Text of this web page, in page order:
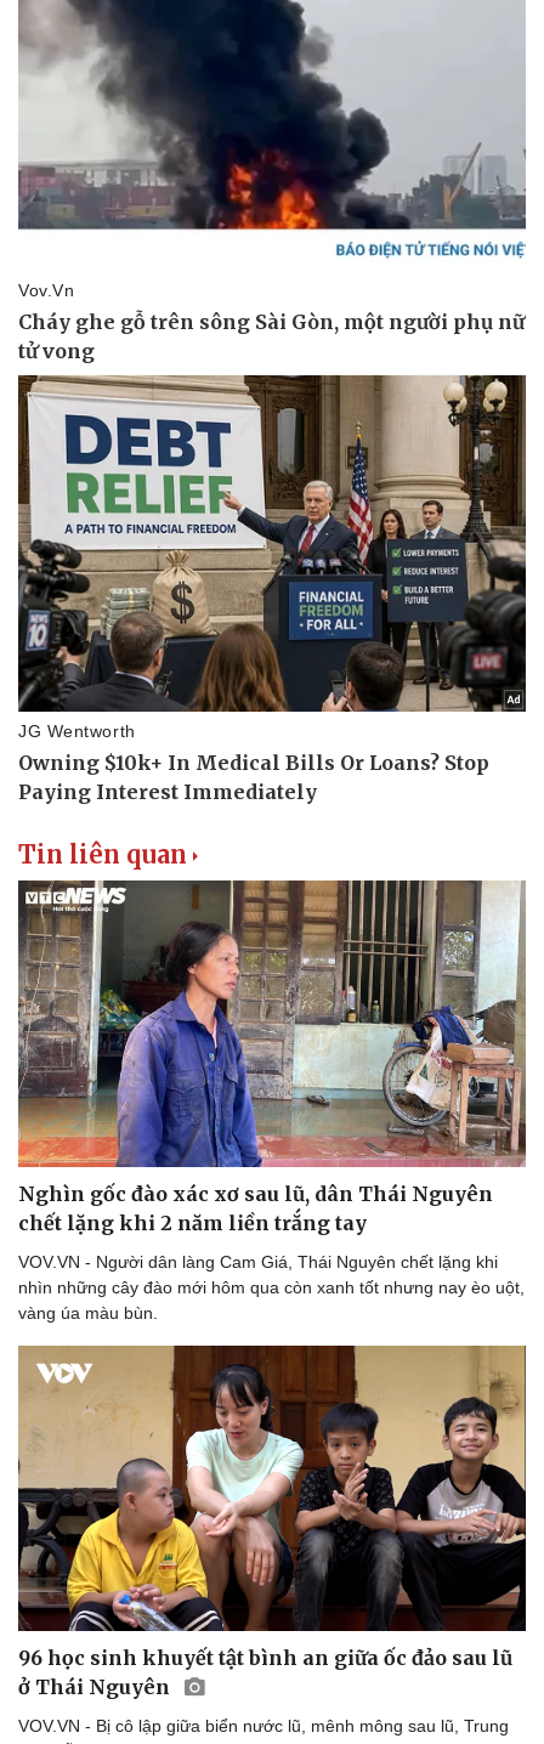
Bóng đá
Lịch thi đấu bóng đá
Thế giới thể thao
Ô tô - Xe máy
Ô tô
Xe máy
Tư vấn
Tin liên quan
Nghìn gốc đào xác xơ sau lũ, dân Thái Nguyên
chết lặng khi 2 năm liền trắng tay
VOV.VN - Người dân làng Cam Giá, Thái Nguyên chết lặng khi
nhìn những cây đào mới hôm qua còn xanh tốt nhưng nay èo uột,
vàng úa màu bùn.
96 học sinh khuyết tật bình an giữa ốc đảo sau lũ
ở Thái Nguyên
VOV.VN - Bị cô lập giữa biển nước lũ, mênh mông sau lũ, Trung